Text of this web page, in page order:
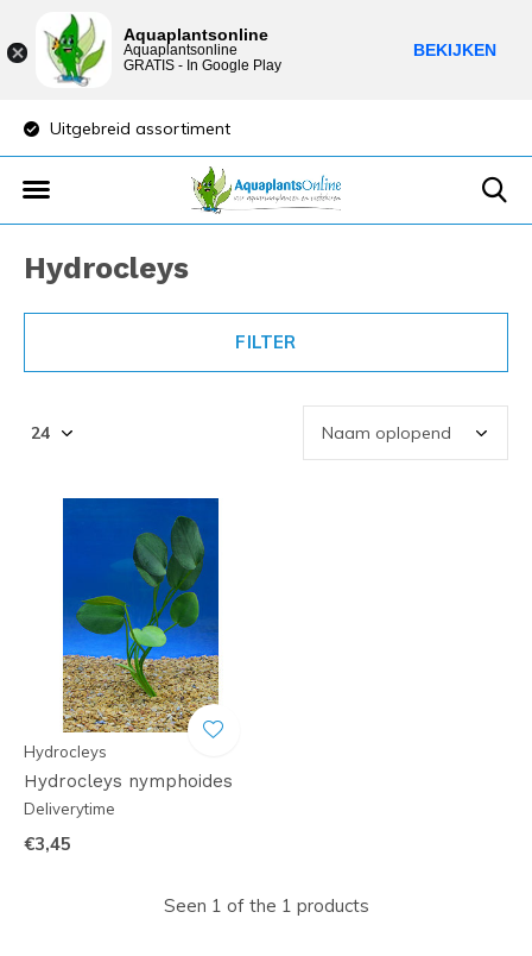
Uitgebreid assortiment
Hydrocleys
FILTER
Hydrocleys
Hydrocleys nymphoides
Deliverytime
€3,45
Seen 1 of the 1 products
Aquaplantsonline
Aquaplantsonline
GRATIS - In Google Play
BEKIJKEN